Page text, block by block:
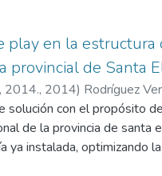
de los datos obtenidos
así como las
de los
de flujo magnético
en comparación con el
laboratorios de la
peligro alguno
en la
provincial de Santa
2014., 2014) Rodríguez
solución con el propósito
de la provincia de santa
instalada, optimizando